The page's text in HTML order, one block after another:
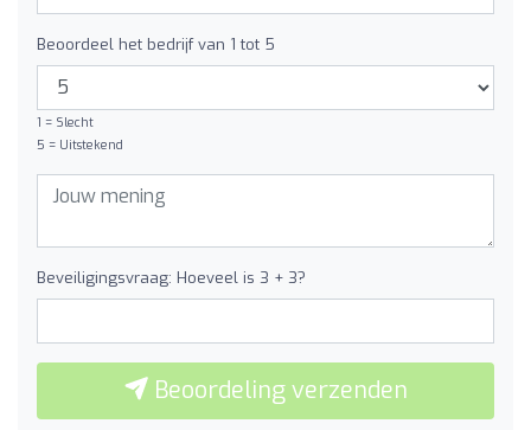
Beoordeel het bedrijf van 1 tot 5
1 = Slecht
5 = Uitstekend
Beveiligingsvraag: Hoeveel is 3 + 3?
Beoordeling verzenden